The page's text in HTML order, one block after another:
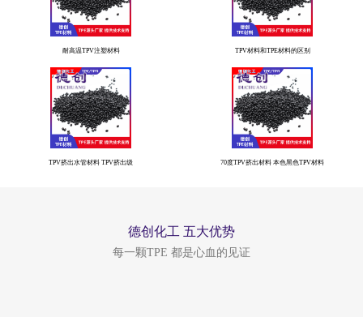
耐高温TPV注塑材料 TPV材料和TPE材料的区别
TPV挤出水管材料 TPV挤出级 70度TPV挤出材料 本色黑色TPV材料
德创化工 五大优势
每一颗TPE 都是心血的见证